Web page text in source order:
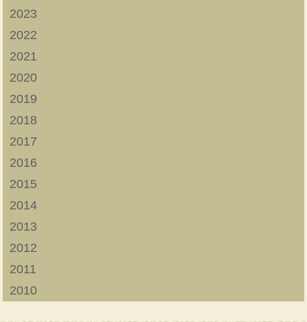
2023
2022
2021
2020
2019
2018
2017
2016
2015
2014
2013
2012
2011
2010